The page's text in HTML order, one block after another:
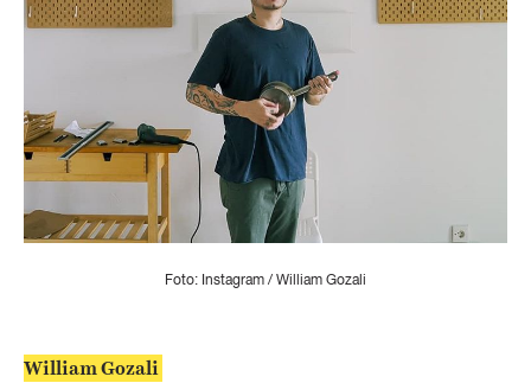
Foto: Instagram / William Gozali
William Gozali